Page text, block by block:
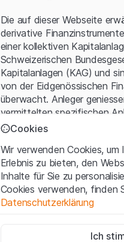
Die auf dieser Webseite
derivative
einer kollektiven
Schweizerischen
Kapitalanlagen (KAG) und
von der Eidgenössischen
überwacht. Anleger
vermittelten spezifischen
Mit dem Zugriff auf diese
(die "Website") erklären
Informationen und die
Nutzungsbedingungen
Wenn Sie mit den
Cookies
Wir verwenden Cookies,
Erlebnis zu bieten, den
Inhalte für Sie zu
Cookies verwenden, finden
Datenschutzerklärung
Diese Cookies sind für die
Ich